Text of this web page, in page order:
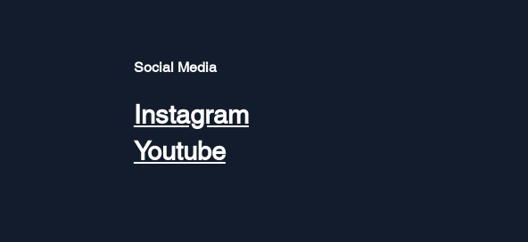
Social Media
Instagram
Youtube